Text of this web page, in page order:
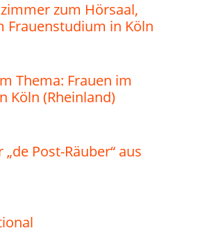
zum Hörsaal,
Frauenstudium in Köln
Thema: Frauen im
Köln (Rheinland)
„de Post-Räuber“ aus